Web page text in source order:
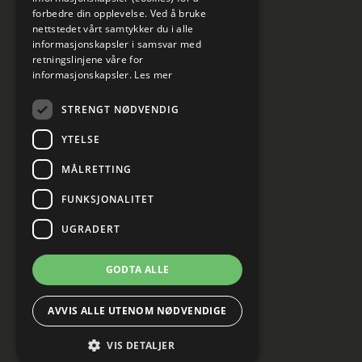
forbedre din opplevelse. Ved å bruke
nettstedet vårt samtykker du i alle
informasjonskapsler i samsvar med
retningslinjene våre for
informasjonskapsler. Les mer
STRENGT NØDVENDIG
YTELSE
MÅLRETTING
FUNKSJONALITET
UGRADERT
GODTA ALLE
AVVIS ALLE UTENOM NØDVENDIGE
VIS DETALJER